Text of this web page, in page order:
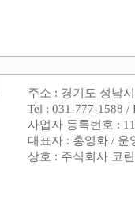
주소 : 경기도 성남
Tel : 031-777-1588
사업자 등록번호 :
대표자 : 홍영화 / 운
상호 : 주식회사 코